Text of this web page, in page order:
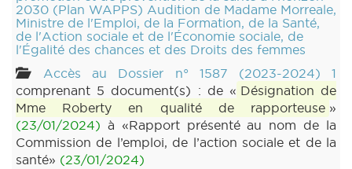
2030 (Plan WAPPS) Audition de Madame Morreale,
Ministre de l'Emploi, de la Formation, de la Santé,
de l'Action sociale et de l'Économie sociale, de
l'Égalité des chances et des Droits des femmes
Accès au Dossier n° 1587 (2023-2024) 1
comprenant 5 document(s) : de « Désignation de
Mme Roberty en qualité de rapporteuse »
(23/01/2024) à «Rapport présenté au nom de la
Commission de l’emploi, de l’action sociale et de la
santé» (23/01/2024)